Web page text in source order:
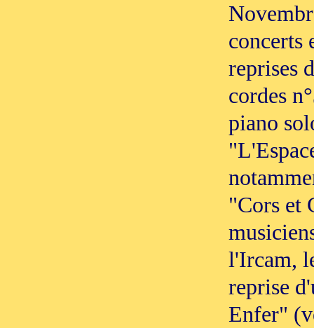
concerts
reprises
cordes
piano
"Cors et
l'Ircam,
reprise
Enfer"